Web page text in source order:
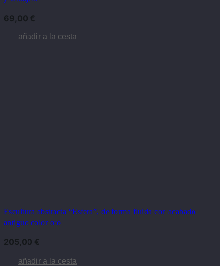
69,00 €
añadir a la cesta
Escultura abstracta “Esfera”, de forma fluida con acabado
antiguo color oro
205,00 €
añadir a la cesta